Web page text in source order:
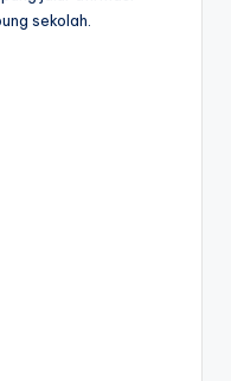
sekolah.